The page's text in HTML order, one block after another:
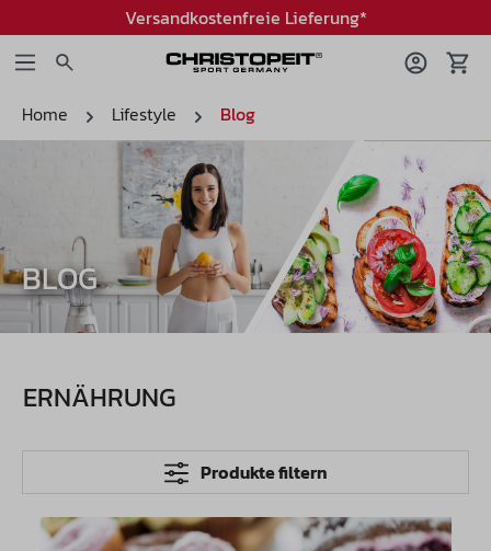
Versandkostenfreie Lieferung*
Home Lifestyle Blog
BLOG
ERNÄHRUNG
Produkte filtern